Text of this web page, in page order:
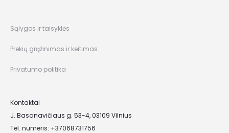
Sąlygos ir taisyklės
Prekių grąžinimas ir keitimas
Privatumo politika
Kontaktai
J. Basanavičiaus g. 53-4, 03109 Vilnius
Tel. numeris: +37068731756